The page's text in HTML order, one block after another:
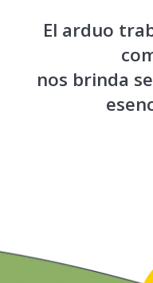
El arduo
nos brinda